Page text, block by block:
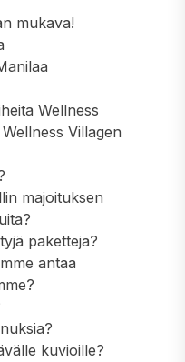
mukava!
Wellness
Villagen
majoituksen
paketteja?
antaa
kuvioille?